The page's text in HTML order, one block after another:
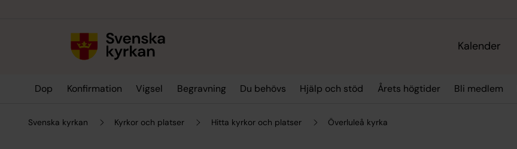
Kalender
Dop Konfirmation Vigsel Begravning Du behövs Hjälp och stöd Årets högtider Bli medlem
Svenska kyrkan Kyrkor och platser Hitta kyrkor och platser Överluleå kyrka